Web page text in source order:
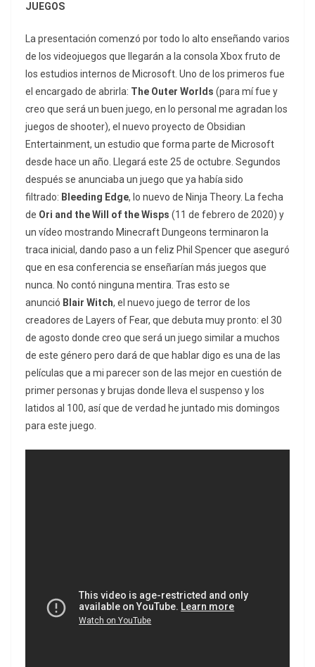
JUEGOS
La presentación comenzó por todo lo alto enseñando varios
de los videojuegos que llegarán a la consola Xbox fruto de
los estudios internos de Microsoft. Uno de los primeros fue
el encargado de abrirla: The Outer Worlds (para mí fue y
creo que será un buen juego, en lo personal me agradan los
juegos de shooter), el nuevo proyecto de Obsidian
Entertainment, un estudio que forma parte de Microsoft
desde hace un año. Llegará este 25 de octubre. Segundos
después se anunciaba un juego que ya había sido
filtrado: Bleeding Edge, lo nuevo de Ninja Theory. La fecha
de Ori and the Will of the Wisps (11 de febrero de 2020) y
un vídeo mostrando Minecraft Dungeons terminaron la
traca inicial, dando paso a un feliz Phil Spencer que aseguró
que en esa conferencia se enseñarían más juegos que
nunca. No contó ninguna mentira. Tras esto se
anunció Blair Witch, el nuevo juego de terror de los
creadores de Layers of Fear, que debuta muy pronto: el 30
de agosto donde creo que será un juego similar a muchos
de este género pero dará de que hablar digo es una de las
películas que a mi parecer son de las mejor en cuestión de
primer personas y brujas donde lleva el suspenso y los
latidos al 100, así que de verdad he juntado mis domingos
para este juego.